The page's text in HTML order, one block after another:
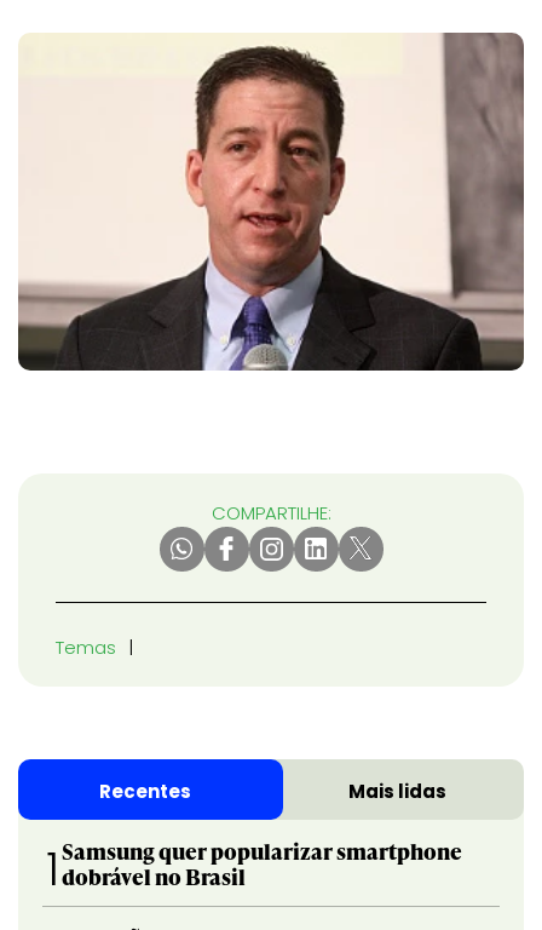
COMPARTILHE:
Temas
Recentes Mais lidas
1 Samsung quer popularizar smartphone
dobrável no Brasil